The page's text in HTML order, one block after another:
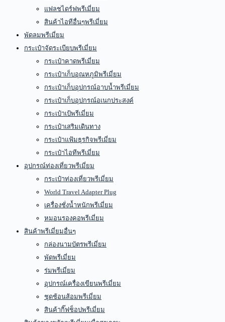
แฟลชไดร์ฟพรีเมี่ยม
สินค้าไอทีอื่นๆพรีเมี่ยม
พัดลมพรีเมี่ยม
กระเป๋าจัดระเบียบพรีเมี่ยม
กระเป๋าคาดพรีเมี่ยม
กระเป๋าเก็บอุณหภูมิพรีเมี่ยม
กระเป๋าเก็บอุปกรณ์อาบน้ำพรีเมี่ยม
กระเป๋าเก็บอุปกรณ์อเนกประสงค์
กระเป๋าเป้พรีเมี่ยม
กระเป๋าเสริมเดินทาง
กระเป๋าแฟ้มธุรกิจพรีเมี่ยม
กระเป๋าไอทีพรีเมี่ยม
อุปกรณ์ท่องเที่ยวพรีเมี่ยม
กระเป๋าท่องเที่ยวพรีเมี่ยม
World Travel Adapter Plug
เครื่องชั่งน้ำหนักพรีเมี่ยม
หมอนรองคอพรีเมี่ยม
สินค้าพรีเมี่ยมอื่นๆ
กล่องนามบัตรพรีเมี่ยม
พัดพรีเมี่ยม
ร่มพรีเมี่ยม
อุปกรณ์เครื่องเขียนพรีเมี่ยม
ชุดช้อนส้อมพรีเมี่ยม
สินค้ากิ๊ฟช็อปพรีเมี่ยม